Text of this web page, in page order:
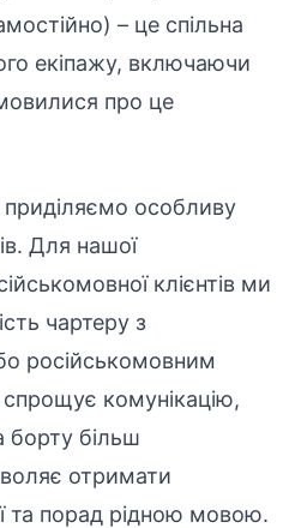
– це спільна
екіпажу, включаючи
про це
особливу
Для нашої
клієнтів ми
чартеру з
російськомовним
комунікацію,
борту більш
отримати
та порад рідною мовою.